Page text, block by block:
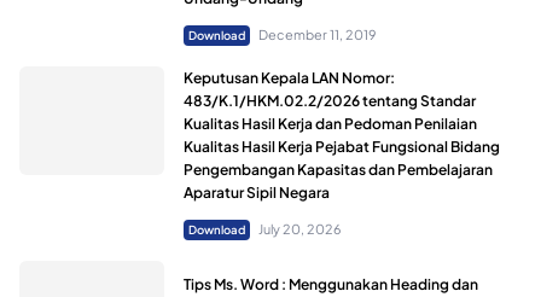
Download December 11, 2019
Keputusan Kepala LAN Nomor:
483/K.1/HKM.02.2/2026 tentang Standar
Kualitas Hasil Kerja dan Pedoman Penilaian
Kualitas Hasil Kerja Pejabat Fungsional Bidang
Pengembangan Kapasitas dan Pembelajaran
Aparatur Sipil Negara
Download July 20, 2026
Tips Ms. Word : Menggunakan Heading dan